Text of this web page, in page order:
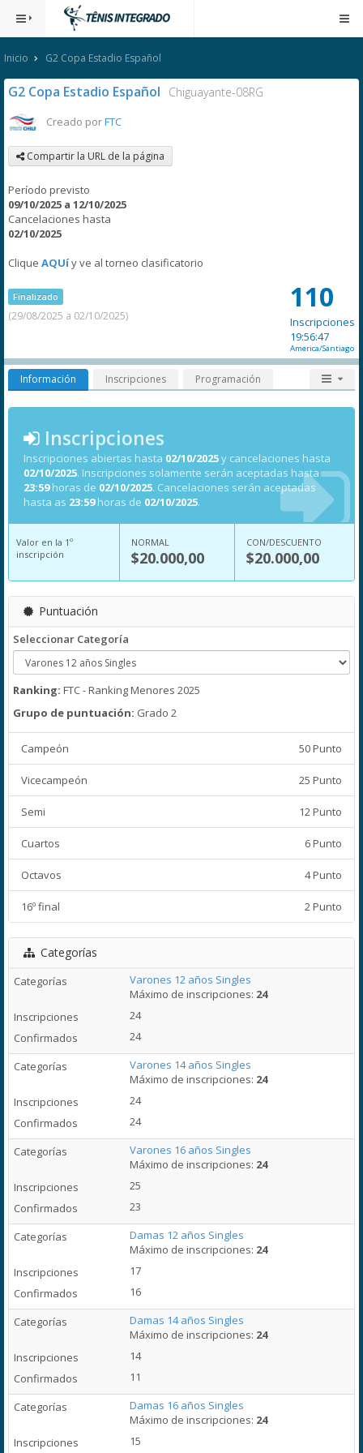
Inicio G2 Copa Estadio Español
G2 Copa Estadio Español Chiguayante-08RG
Creado porFTC
Compartir la URL de la página
Período previsto
09/10/2025 a 12/10/2025
Cancelaciones hasta
02/10/2025
Clique AQUíy ve al torneo clasificatorio
Finalizado
(29/08/2025 a 02/10/2025)
110
Inscripciones
19:56:47
America/Santiago
Información Inscripciones Programación
Inscripciones
Inscripciones abiertas hasta 02/10/2025y cancelaciones hasta
02/10/2025. Inscripciones solamente serán aceptadas hasta
23:59horas de 02/10/2025. Cancelaciones serán aceptadas
hasta as 23:59horas de 02/10/2025.
Valor en la 1º
inscripción
NORMAL
$20.000,00
CON/DESCUENTO
$20.000,00
Puntuación
Seleccionar Categoría
Ranking: FTC - Ranking Menores 2025
Grupo de puntuación: Grado 2
Campeón 50 Punto
Vicecampeón 25 Punto
Semi 12 Punto
Cuartos 6 Punto
Octavos 4 Punto
16º final 2 Punto
Categorías
Varones 12 años Singles
Máximo de inscripciones: 24
24
24
Varones 14 años Singles
Máximo de inscripciones: 24
24
24
Varones 16 años Singles
Máximo de inscripciones: 24
25
23
Damas 12 años Singles
Máximo de inscripciones: 24
17
16
Damas 14 años Singles
Máximo de inscripciones: 24
14
11
Damas 16 años Singles
Máximo de inscripciones: 24
15